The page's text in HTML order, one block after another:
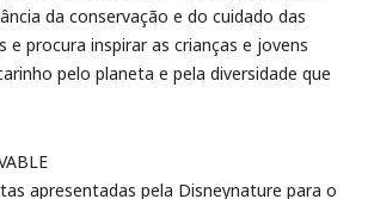
da conservação e do cuidado das
e procura inspirar as crianças e jovens
pelo planeta e pela diversidade que
apresentadas pela Disneynature para o